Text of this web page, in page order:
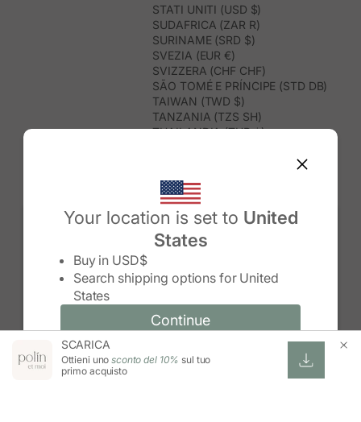
Your location is set to United
States
Buy in USD$
Search shipping options for United
States
Continue
Change country/region and language
Change country/region
Continue
STATI UNITI (USD $)
SUDAFRICA (ZAR R)
SURINAME (SRD $)
SVEZIA (EUR €)
SVIZZERA (CHF CHF)
SÃO TOMÉ E PRÍNCIPE (STD DB)
TAIWAN (TWD $)
TANZANIA (TZS SH)
THAILANDIA (THB ฿)
TONGA (TOP T$)
TRINIDAD E TOBAGO (TTD $)
TUNISIA (USD $)
TURCHIA (TRY ₺)
TURKMENISTAN (USD $)
UNGHERIA (EUR €)
UZBEKISTAN (UZS SO'M)
VANUATU (VUV VT)
VIETNAM (VND ₫)
WALLIS E FUTUNA (XPF FR)
SCARICA
Ottieni unosconto del 10% sul tuo
primo acquisto